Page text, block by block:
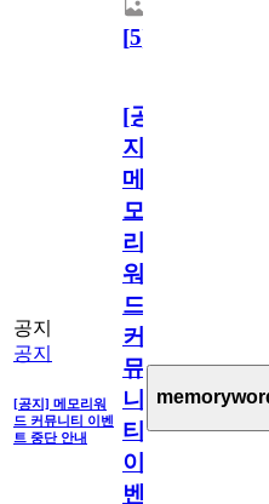
[5]
공지
공지
[공지] 메모리워
드 커뮤니티 이벤
트 중단 안내
[공
지]
메
모
리
워
드
커
뮤
니
티
이
벤